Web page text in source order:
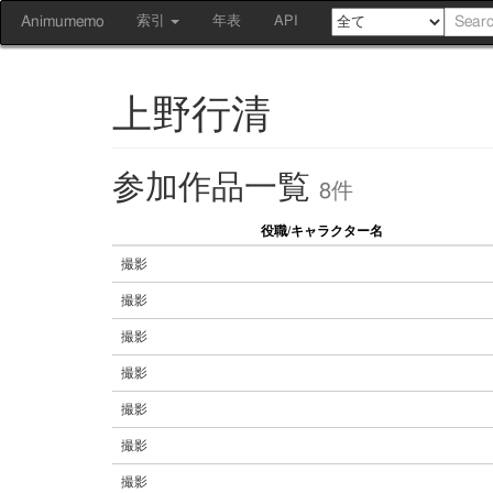
Animumemo 索引 年表 API
上野行清
参加作品一覧 8件
役職/キャラクター名
撮影
撮影
撮影
撮影
撮影
撮影
撮影